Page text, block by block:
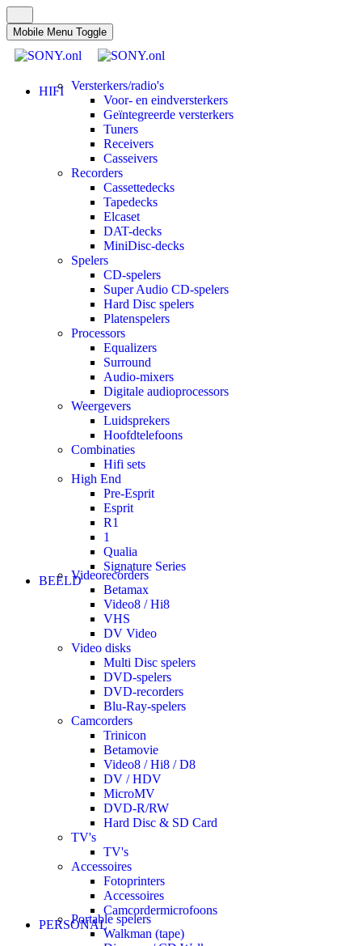
Mobile Menu Toggle
HIFI Versterkers/radio's
Voor- en eindversterkers
Geïntegreerde versterkers
Tuners
Receivers
Casseivers
Recorders
Cassettedecks
Tapedecks
Elcaset
DAT-decks
MiniDisc-decks
Spelers
CD-spelers
Super Audio CD-spelers
Hard Disc spelers
Platenspelers
Processors
Equalizers
Surround
Audio-mixers
Digitale audioprocessors
Weergevers
Luidsprekers
Hoofdtelefoons
Combinaties
Hifi sets
High End
Pre-Esprit
Esprit
R1
1
Qualia
Signature Series
BEELDVideorecorders
Betamax
Video8 / Hi8
VHS
DV Video
Video disks
Multi Disc spelers
DVD-spelers
DVD-recorders
Blu-Ray-spelers
Camcorders
Trinicon
Betamovie
Video8 / Hi8 / D8
DV / HDV
MicroMV
DVD-R/RW
Hard Disc & SD Card
TV's
TV's
Accessoires
Fotoprinters
Accessoires
Camcordermicrofoons
PERSONAL
Portable spelers
Walkman (tape)